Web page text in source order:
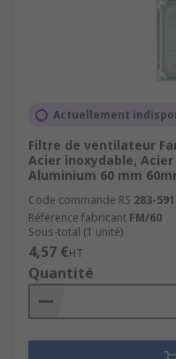
Actuellement
Filtre de ventilateur
Acier inoxydable,
Aluminium 60 mm
Code commande RS 283-
Référence fabricant FM/60
Sous-total (1 unité)
4,57 €HT
Quantité